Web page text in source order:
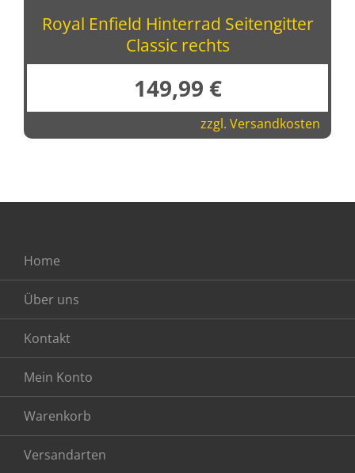
Royal Enfield Hinterrad Seitengitter
Classic rechts
149,99 €
zzgl. Versandkosten
Home
Über uns
Kontakt
Mein Konto
Warenkorb
Versandarten